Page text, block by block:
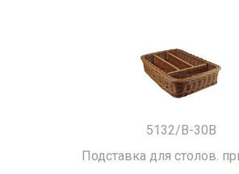
5132/B-30B
Подставка для столов.